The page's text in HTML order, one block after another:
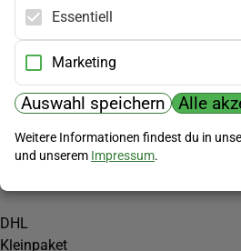
Kundenservice
Widerrufsbelehrung
Versandkosten
Zahlungsmöglichkeiten
PayPal
Vorkasse
Versand
DHL
Kleinpaket
Essentiell
Marketing
Auswahl speichern Alle
Weitere Informationen findest du in
und unserem Impressum.